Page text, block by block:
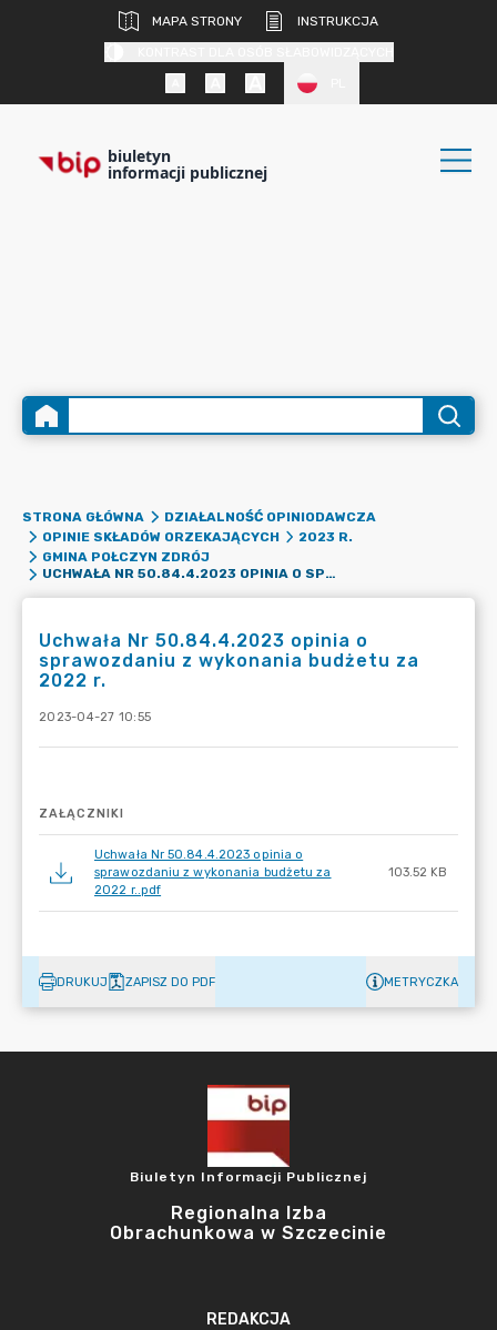
MAPA STRONY
INSTRUKCJA
biuletyn
informacji publicznej
STRONA GŁÓWNA
DZIAŁALNOŚĆ OPINIODAWCZA
OPINIE SKŁADÓW ORZEKAJĄCYCH
2023 R.
GMINA POŁCZYN ZDRÓJ
UCHWAŁA NR 50.84.4.2023 OPINIA O SPRAWOZDANIU Z WYKONANIA BUDŻETU ZA 2022 R.
Uchwała Nr 50.84.4.2023 opinia o
sprawozdaniu z wykonania budżetu za
2022 r.
2023-04-27 10:55
ZAŁĄCZNIKI
Uchwała Nr 50.84.4.2023 opinia o
sprawozdaniu z wykonania budżetu za
2022 r..pdf
103.52 KB
DRUKUJ ZAPISZ DO PDF METRYCZKA
Biuletyn Informacji Publicznej
Regionalna Izba
Obrachunkowa w Szczecinie
REDAKCJA